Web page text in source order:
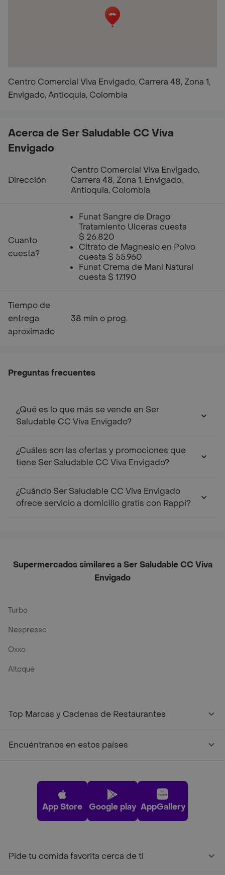
Centro Comercial Viva Envigado, Carrera 48, Zona 1,
Envigado, Antioquia, Colombia
Acerca de Ser Saludable CC Viva
Envigado
Dirección
Centro Comercial Viva Envigado,
Carrera 48, Zona 1, Envigado,
Antioquia, Colombia
Cuanto
cuesta?
Funat Sangre de Drago
Tratamiento Ulceras cuesta
$ 26.820
Citrato de Magnesio en Polvo
cuesta $ 55.960
Funat Crema de Maní Natural
cuesta $ 17.190
Tiempo de
entrega
aproximado
38 min o prog.
Preguntas frecuentes
¿Qué es lo que más se vende en Ser
Saludable CC Viva Envigado?
¿Cuáles son las ofertas y promociones que
tiene Ser Saludable CC Viva Envigado?
¿Cuándo Ser Saludable CC Viva Envigado
ofrece servicio a domicilio gratis con Rappi?
Supermercados similares a Ser Saludable CC Viva
Envigado
Turbo
Nespresso
Oxxo
Altoque
Top Marcas y Cadenas de Restaurantes
Encuéntranos en estos países
App Store Google play AppGallery
Pide tu comida favorita cerca de ti